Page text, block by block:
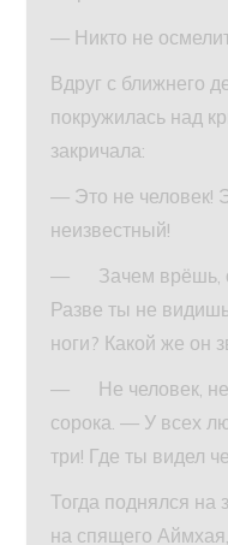
— Никто не
Вдруг с ближнего
покружилась над
закричала:
— Это не человек!
неизвестный!
— Зачем врёшь,
Разве ты не
ноги? Какой же он
— Не человек, не
сорока. — У всех
три! Где ты видел
Тогда поднялся на
на спящего